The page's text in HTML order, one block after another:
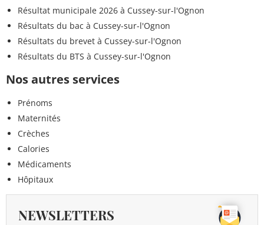
Résultat municipale 2026 à Cussey-sur-l'Ognon
Résultats du bac à Cussey-sur-l'Ognon
Résultats du brevet à Cussey-sur-l'Ognon
Résultats du BTS à Cussey-sur-l'Ognon
Nos autres services
Prénoms
Maternités
Crèches
Calories
Médicaments
Hôpitaux
NEWSLETTERS